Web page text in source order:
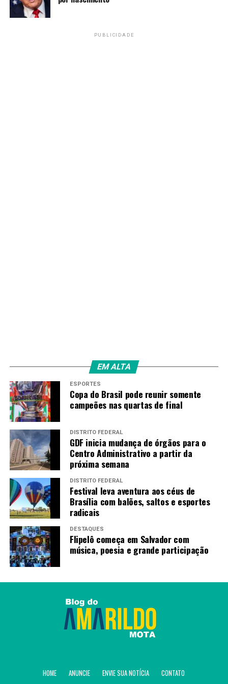
anunciadas por empresas europeias, com forte presença
PUBLICIDADE
EM ALTA
ESPORTES
Copa do Brasil pode reunir somente
campeões nas quartas de final
DISTRITO FEDERAL
GDF inicia mudança de órgãos para o
Centro Administrativo a partir da
próxima semana
DISTRITO FEDERAL
Festival leva aventura aos céus de
Brasília com balões, saltos e esportes
radicais
DESTAQUES
Flipelô começa em Salvador com
música, poesia e grande participação
HOME ANUNCIE ENVIE SUA NOTÍCIA CONTATO